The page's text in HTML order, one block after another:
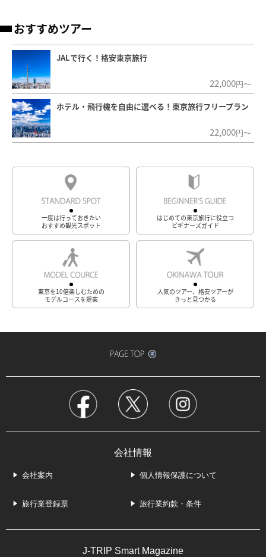
おすすめツアー
JALで行く！格安東京旅行
22,000円～
ホテル・飛行機を自由に選べる！東京旅行フリープラン
22,000円～
一度は行っておきたい
おすすめ観光スポット
はじめての東京旅行に役立つ
ビギナーズガイド
東京を10倍楽しむための
モデルコースを提案
人気のツアー、格安ツアーが
きっと見つかる
会社情報
会社案内 個人情報保護について
旅行業登録票 旅行業約款・条件
J-TRIP Smart Magazine